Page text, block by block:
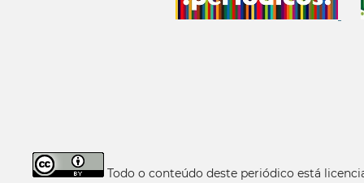
Todo o conteúdo deste periódico está